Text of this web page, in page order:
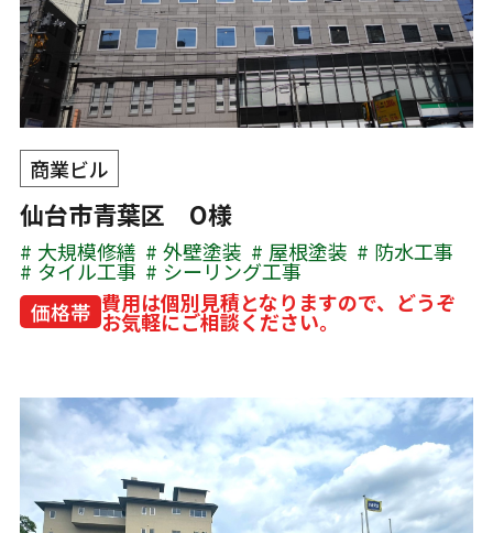
商業ビル
仙台市青葉区 O様
大規模修繕 外壁塗装 屋根塗装 防水工事
タイル工事
シーリング工事
価格帯 費用は個別見積となりますので、どうぞ
お気軽にご相談ください。